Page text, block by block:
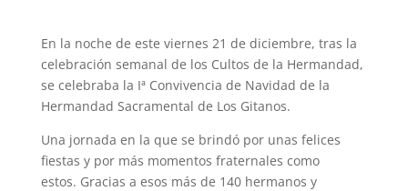
En la noche de este viernes 21 de diciembre, tras la
celebración semanal de los Cultos de la Hermandad,
se celebraba la Iª Convivencia de Navidad de la
Hermandad Sacramental de Los Gitanos.
Una jornada en la que se brindó por unas felices
fiestas y por más momentos fraternales como
estos. Gracias a esos más de 140 hermanos y